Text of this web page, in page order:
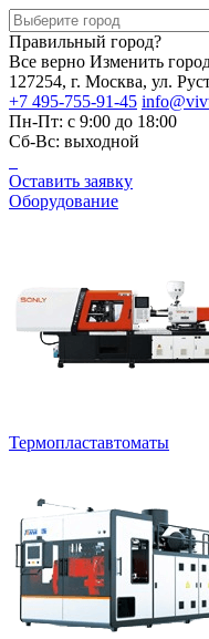
Правильный город?
Все верно Изменить
127254, г. Москва, ул.
+7 495-755-91-45
Пн-Пт: с 9:00 до 18:00
Сб-Вс: выходной
Оставить заявку
Оборудование
Термопластавтоматы